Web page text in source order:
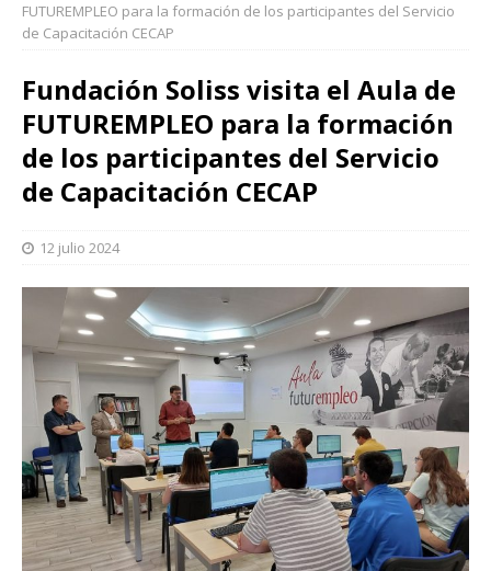
FUTUREMPLEO para la formación de los participantes del Servicio
de Capacitación CECAP
Fundación Soliss visita el Aula de
FUTUREMPLEO para la formación
de los participantes del Servicio
de Capacitación CECAP
12 julio 2024